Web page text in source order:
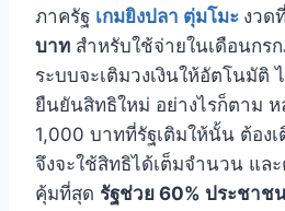
ภาครัฐ เกมยิงปลา ตุ่มโมะ งวด
บาท สำหรับใช้จ่ายในเดือนกร
ระบบจะเติมวงเงินให้อัตโนมัติ
ยืนยันสิทธิใหม่ อย่างไรก็ตาม ห
1,000 บาทที่รัฐเติมให้นั้น ต้องเ
จึงจะใช้สิทธิได้เต็มจำนวน แล
คุ้มที่สุด รัฐช่วย 60% ประชาช